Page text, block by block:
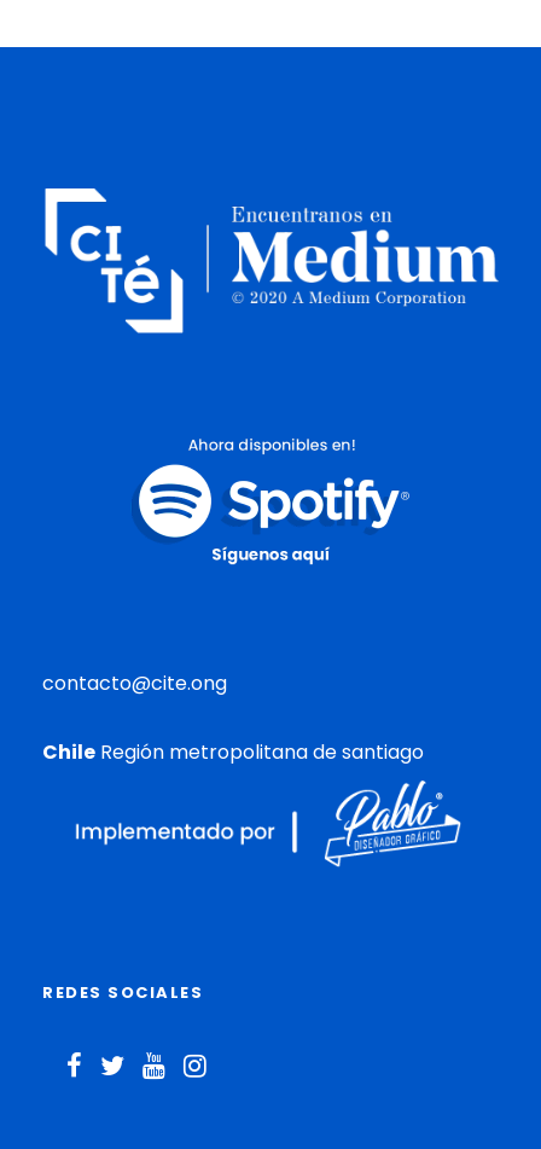
contacto@cite.ong
Chile Región metropolitana de santiago
REDES SOCIALES